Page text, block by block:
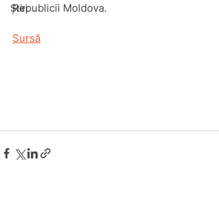
Știri
Republicii Moldova.
Sursă